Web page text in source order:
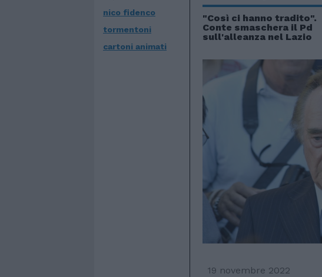
nico fidenco
tormentoni
cartoni animati
"Così ci hanno tradito".
Conte smaschera il Pd
sull'alleanza nel Lazio
19 novembre 2022